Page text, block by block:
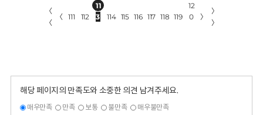
〈
〈
〈 111 112
11
3
114 115 116 117 118 119
12
0
〉
〉
〉
해당 페이지의 만족도와 소중한 의견 남겨주세요.
매우만족 만족 보통 불만족 매우불만족